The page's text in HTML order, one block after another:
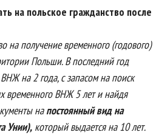
на польское гражданство после
на получение временного (годового)
Польши. В последний год
на 2 года, с запасом на поиск
временного ВНЖ 5 лет и найдя
напостоянный вид на
Унии), который выдается на 10 лет.